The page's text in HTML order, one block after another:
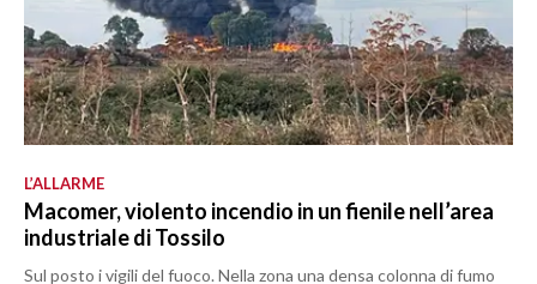
L’ALLARME
Macomer, violento incendio in un fienile nell’area
industriale di Tossilo
Sul posto i vigili del fuoco. Nella zona una densa colonna di fumo